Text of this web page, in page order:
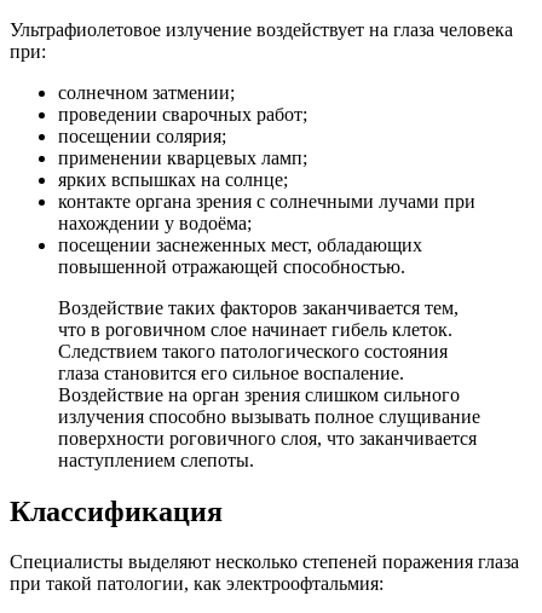
Ультрафиолетовое излучение воздействует на глаза человека
при:
солнечном затмении;
проведении сварочных работ;
посещении солярия;
применении кварцевых ламп;
ярких вспышках на солнце;
контакте органа зрения с солнечными лучами при
нахождении у водоёма;
посещении заснеженных мест, обладающих
повышенной отражающей способностью.
Воздействие таких факторов заканчивается тем,
что в роговичном слое начинает гибель клеток.
Следствием такого патологического состояния
глаза становится его сильное воспаление.
Воздействие на орган зрения слишком сильного
излучения способно вызывать полное слущивание
поверхности роговичного слоя, что заканчивается
наступлением слепоты.
Классификация
Специалисты выделяют несколько степеней поражения глаза
при такой патологии, как электроофтальмия: